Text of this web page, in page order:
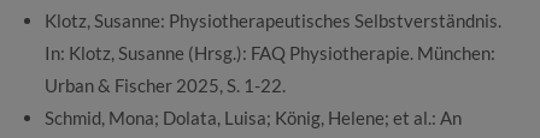
Klotz, Susanne: Physiotherapeutisches Selbstverständnis.
In: Klotz, Susanne (Hrsg.): FAQ Physiotherapie. München:
Urban & Fischer 2025, S. 1-22.
Schmid, Mona; Dolata, Luisa; König, Helene; et al.: An